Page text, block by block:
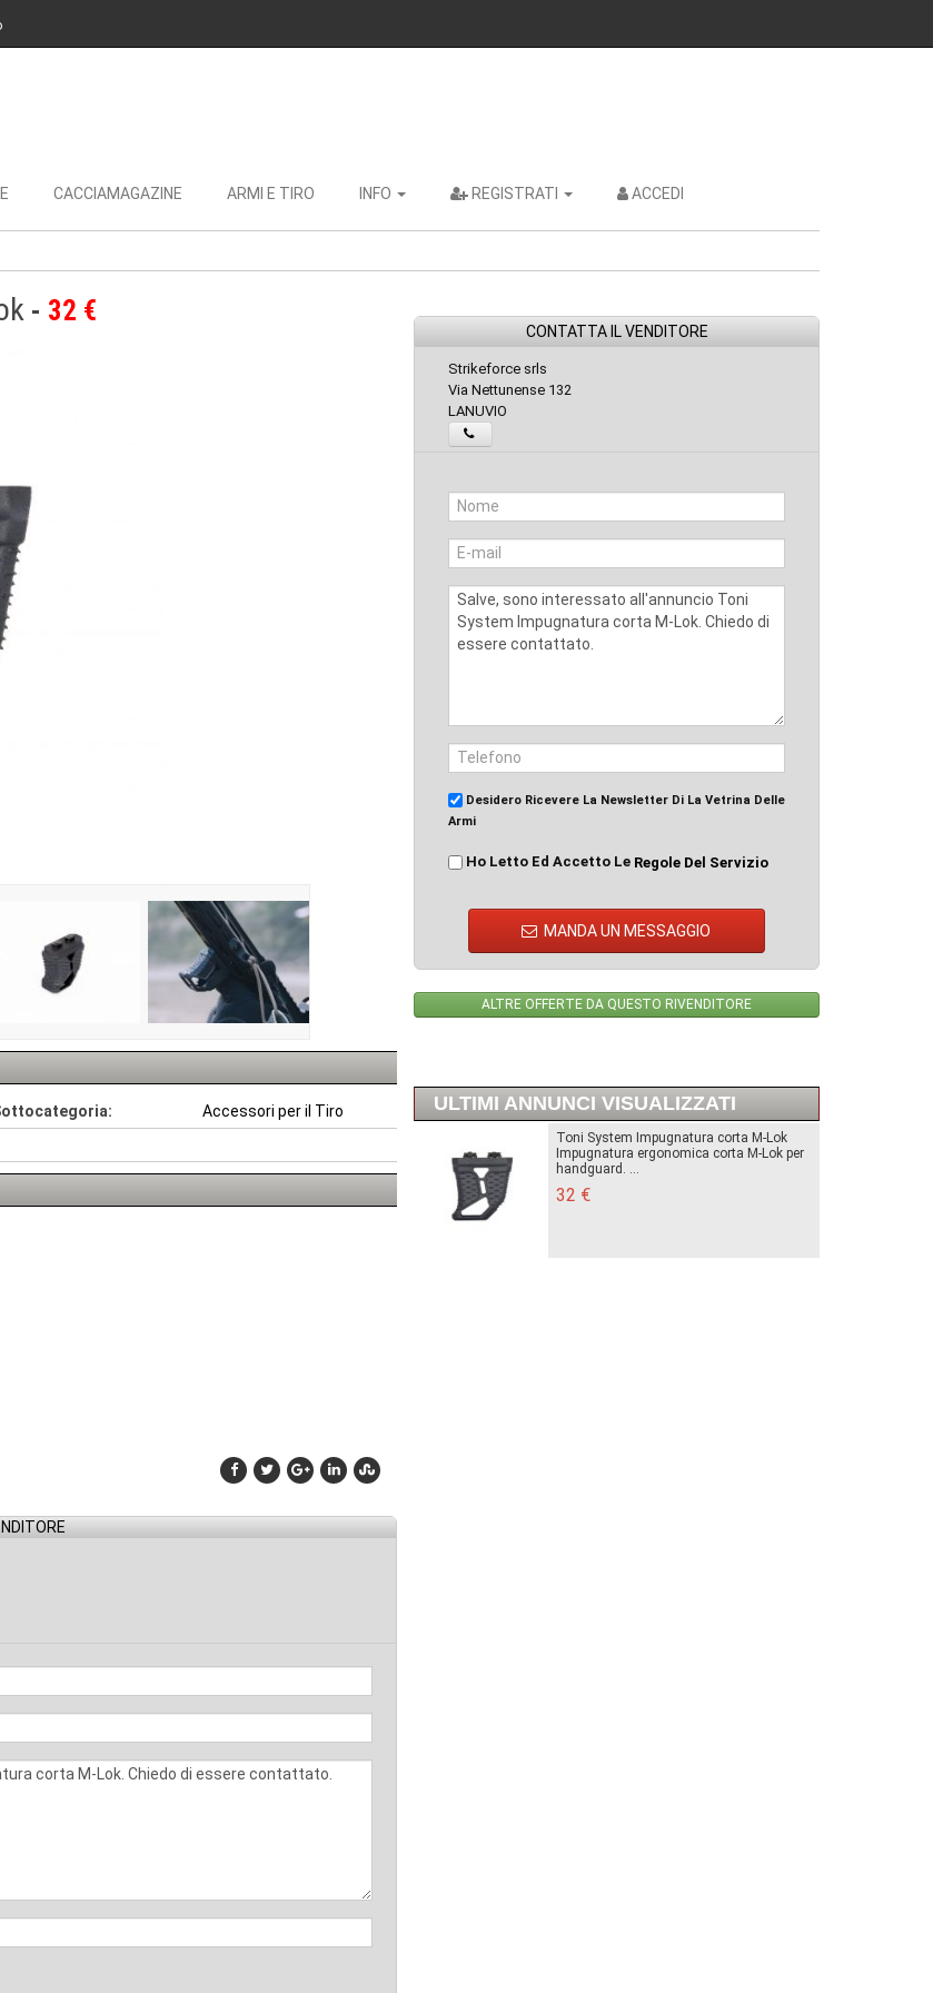
CACCIAMAGAZINE ARMI E TIRO INFO REGISTRATI ACCEDI
32 €
Accessori per il Tiro
CONTATTA IL VENDITORE
Strikeforce srls
Via Nettunense 132
LANUVIO
Desidero Ricevere La Newsletter Di La Vetrina Delle
Armi
Ho Letto Ed Accetto Le Regole Del Servizio
MANDA UN MESSAGGIO
ALTRE OFFERTE DA QUESTO RIVENDITORE
ULTIMI ANNUNCI VISUALIZZATI
Toni System Impugnatura corta M-Lok
Impugnatura ergonomica corta M-Lok per
handguard. ...
32 €